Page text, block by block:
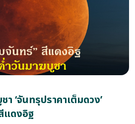
‘จันทรุปราคาเต็มดวง’
แดงอิฐ